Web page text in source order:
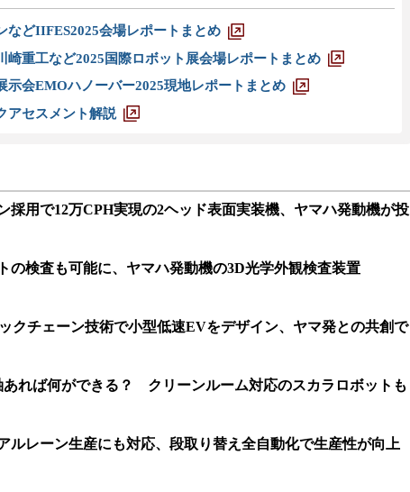
などIIFES2025会場レポートまとめ
崎重工など2025国際ロボット展会場レポートまとめ
示会EMOハノーバー2025現地レポートまとめ
アセスメント解説
採用で12万CPH実現の2ヘッド表面実装機、ヤマハ発動機が投
の検査も可能に、ヤマハ発動機の3D光学外観検査装置
クチェーン技術で小型低速EVをデザイン、ヤマ発との共創で
あれば何ができる？ クリーンルーム対応のスカラロボットも
ルレーン生産にも対応、段取り替え全自動化で生産性が向上